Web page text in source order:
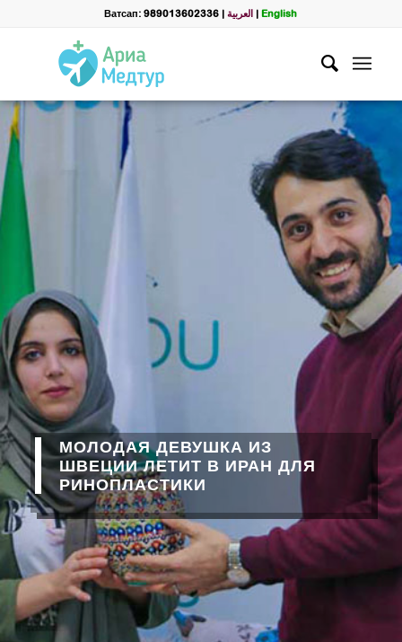
Ватсап: 989013602336 |العربية |English
МОЛОДАЯ ДЕВУШКА ИЗ
ШВЕЦИИ ЛЕТИТ В ИРАН ДЛЯ
РИНОПЛАСТИКИ